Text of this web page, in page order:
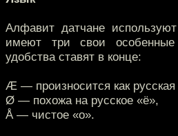
Алфавит датчане
имеют три свои
удобства ставят в конце:
Æ — произносится как русская
Ø — похожа на русское «ё»,
Å — чистое «о».